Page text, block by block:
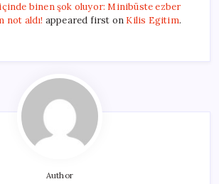
binen şok oluyor: Minibüste ezber
not aldı! appeared first on Kilis Egitim.
Author